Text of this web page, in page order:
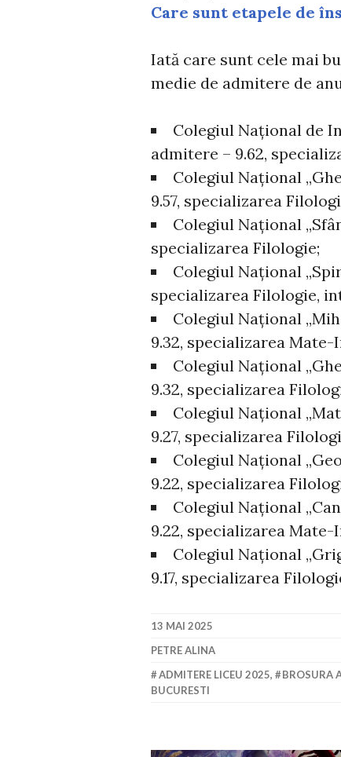
Care sunt etapele de
Iată care sunt cele mai
medie de admitere de
Colegiul Național de
admitere – 9.62,
Colegiul Național
9.57, specializarea
Colegiul Național
specializarea Filologie;
Colegiul Național
specializarea Filologie,
Colegiul Național
9.32, specializarea Mate-
Colegiul Național
9.32, specializarea
Colegiul Național
9.27, specializarea
Colegiul Național
9.22, specializarea
Colegiul Național
9.22, specializarea
Colegiul Național
9.17, specializarea
13 MAI 2025
PETRE ALINA
ADMITERE LICEU 2025, BROSURA
BUCURESTI